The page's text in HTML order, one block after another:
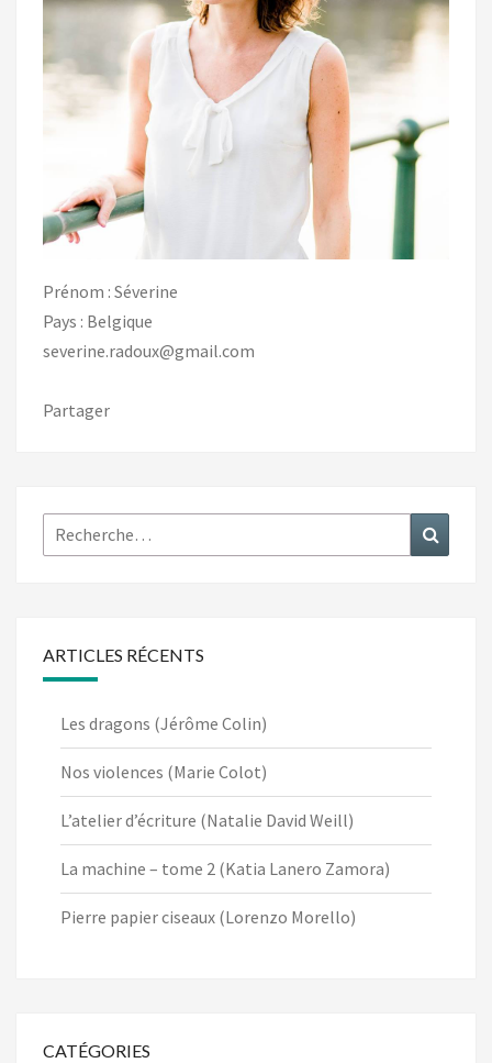
Prénom : Séverine
Pays : Belgique
severine.radoux@gmail.com
Partager
Rechercher :
ARTICLES RÉCENTS
Les dragons (Jérôme Colin)
Nos violences (Marie Colot)
L’atelier d’écriture (Natalie David Weill)
La machine – tome 2 (Katia Lanero Zamora)
Pierre papier ciseaux (Lorenzo Morello)
CATÉGORIES